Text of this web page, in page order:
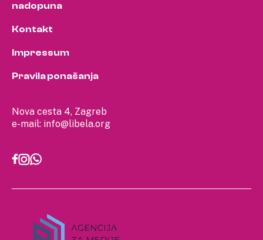
Nova cesta 4, Zagreb
e-mail: info@libela.org
nadopuna
Kontakt
Impressum
Pravila ponašanja